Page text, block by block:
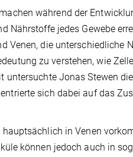
während der
Nährstoffe jedes Gewebe
Venen, die unterschiedliche
zu verstehen, wie
untersuchte Jonas Stewen
sich dabei auf das
in Venen
können jedoch auch in